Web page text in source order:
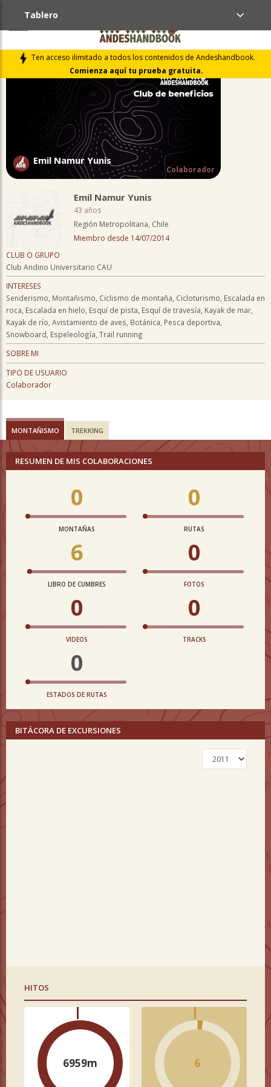
Ten acceso ilimitado a todos los contenidos de Andeshandbook.
Comienza aquí tu prueba gratuita.
Tablero
Emil Namur Yunis
Colaborador
Emil Namur Yunis
43 años
Región Metropolitana, Chile
Miembro desde 14/07/2014
CLUB O GRUPO
Club Andino Universitario CAU
INTERESES
Senderismo, Montañismo, Ciclismo de montaña, Cicloturismo, Escalada en
roca, Escalada en hielo, Esquí de pista, Esquí de travesía, Kayak de mar,
Kayak de río, Avistamiento de aves, Botánica, Pesca deportiva,
Snowboard, Espeleología, Trail running
SOBRE MI
TIPO DE USUARIO
Colaborador
MONTAÑISMO TREKKING
RESUMEN DE MIS COLABORACIONES
0
MONTAÑAS
0
RUTAS
6
LIBRO DE CUMBRES
0
FOTOS
0
VIDEOS
0
TRACKS
0
ESTADOS DE RUTAS
BITÁCORA DE EXCURSIONES
HITOS
6959m 6